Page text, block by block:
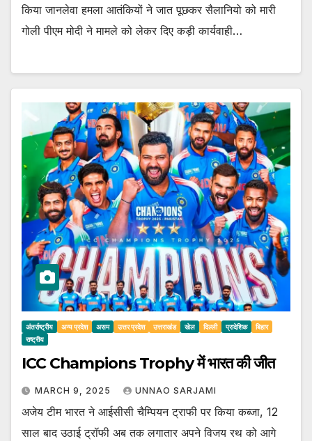
किया जानलेवा हमला आतंकियों ने जात पूछकर सैलानियो को मारी
गोली पीएम मोदी ने मामले को लेकर दिए कड़ी कार्यवाही…
अंतर्राष्ट्रीय अन्य प्रदेश असम उत्तर प्रदेश उत्तराखंड खेल दिल्ली प्रादेशिक
बिहार
राष्ट्रीय
ICC Champions Trophy में भारत की जीत
MARCH 9, 2025 UNNAO SARJAMI
अजेय टीम भारत ने आईसीसी चैम्पियन ट्राफी पर किया कब्जा, 12
साल बाद उठाई ट्रॉफी अब तक लगातार अपने विजय रथ को आगे